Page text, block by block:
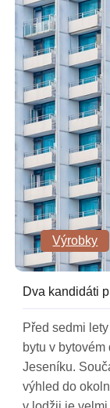
Výrobky
Dva kandidáti
Před sedmi
bytu v
Jeseníku.
výhled do